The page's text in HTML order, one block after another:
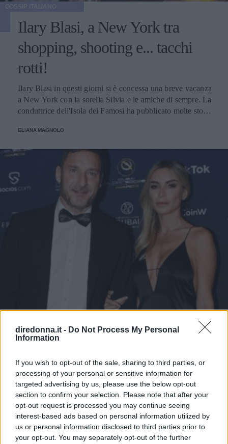
diredonna.it - Do Not Process My Personal
Information
If you wish to opt-out of the sale, sharing to third parties, or
processing of your personal or sensitive information for
targeted advertising by us, please use the below opt-out
section to confirm your selection. Please note that after your
opt-out request is processed you may continue seeing
interest-based ads based on personal information utilized by
us or personal information disclosed to third parties prior to
your opt-out. You may separately opt-out of the further
Ilary Blasi, a New York tra
shopping, shooting e... tacchi
rotti!
Ilary Blasi in questi giorni si è concessa una breve vacanza
a New York con la sorella Silvia e le amiche di sempre. La
conduttrice dell'Isola dei Famosi ha pubblicato molte storie
suoi numerosi follower.
ELIANA MAGNOLO
GOSSIP ITALIANO
Francesco Totti e Noemi
Bocchi, primo red carpet di